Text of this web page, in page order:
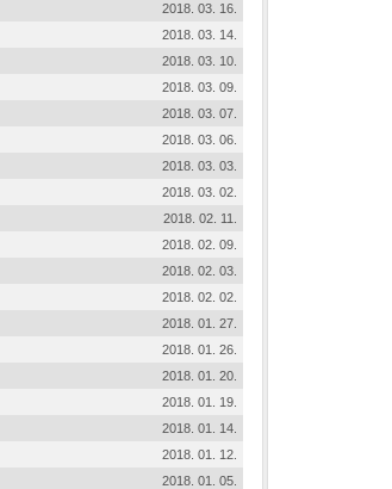
2018. 03. 16.
2018. 03. 14.
2018. 03. 10.
2018. 03. 09.
2018. 03. 07.
2018. 03. 06.
2018. 03. 03.
2018. 03. 02.
2018. 02. 11.
2018. 02. 09.
2018. 02. 03.
2018. 02. 02.
2018. 01. 27.
2018. 01. 26.
2018. 01. 20.
2018. 01. 19.
2018. 01. 14.
2018. 01. 12.
2018. 01. 05.